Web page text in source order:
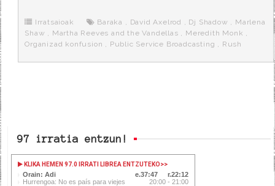
o
k
r
e
r
a
Irratsaioak Baraka , David Axelrod , Dj Shadow , Marlena
Shaw , Martha Reeves and the Vandellas , Meredith Monk ,
Organizad konfusion , Public Service Broadcasting , Rush
97 irratia entzun!
KLIKA HEMEN 97.0 IRRATI LIBREA ENTZUTEKO>>
Orain: Adi 37:47
22:12
Hurrengoa: No es país para viejes
20:00 - 21:00